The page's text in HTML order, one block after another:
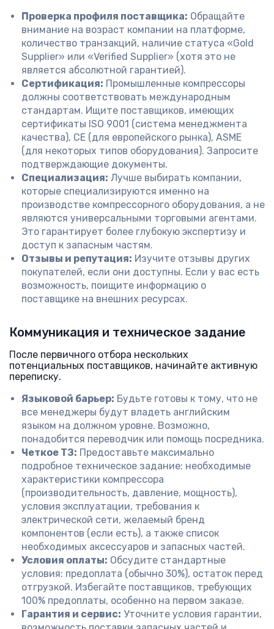
Проверка профиля поставщика: Обращайте
внимание на возраст компании на платформе,
количество транзакций, наличие статуса «Gold
Supplier» или «Verified Supplier» (хотя это не
является абсолютной гарантией).
Сертификация: Промышленные компрессоры
должны соответствовать международным
стандартам. Ищите поставщиков, имеющих
сертификаты ISO 9001 (система менеджмента
качества), CE (для европейского рынка), ASME
(для некоторых типов оборудования). Запросите
подтверждающие документы.
Специализация: Лучше выбирать компании,
которые специализируются именно на
производстве компрессорного оборудования, а не
являются универсальными торговыми агентами.
Это гарантирует более глубокую экспертизу и
доступ к запасным частям.
Отзывы и репутация: Изучите отзывы других
покупателей, если они доступны. Если у вас есть
возможность, поищите информацию о
поставщике на внешних ресурсах.
Коммуникация и техническое задание
После первичного отбора нескольких
потенциальных поставщиков, начинайте активную
переписку.
Языковой барьер: Будьте готовы к тому, что не
все менеджеры будут владеть английским
языком на должном уровне. Возможно,
понадобится переводчик или помощь посредника.
Четкое ТЗ: Предоставьте максимально
подробное техническое задание: необходимые
характеристики компрессора
(производительность, давление, мощность),
условия эксплуатации, требования к
электрической сети, желаемый бренд
компонентов (если есть), а также список
необходимых аксессуаров и запасных частей.
Условия оплаты: Обсудите стандартные
условия: предоплата (обычно 30%), остаток перед
отгрузкой. Избегайте поставщиков, требующих
100% предоплаты, особенно на первом заказе.
Гарантия и сервис: Уточните условия гарантии,